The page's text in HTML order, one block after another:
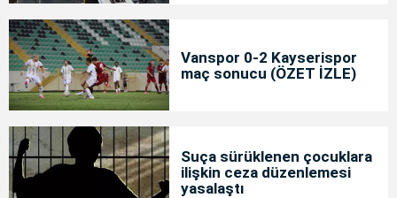
Vanspor 0-2 Kayserispor
maç sonucu (ÖZET İZLE)
Suça sürüklenen çocuklara
ilişkin ceza düzenlemesi
yasalaştı